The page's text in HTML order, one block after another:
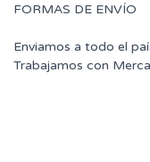
FORMAS DE ENVÍO
Enviamos a todo el
Trabajamos con